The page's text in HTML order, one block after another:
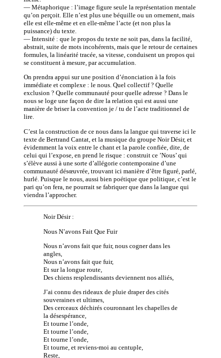
— Métaphorique : l’image figure seule la représentation mentale
qu’on perçoit. Elle n’est plus une béquille ou un ornement, mais
elle est elle-même et en elle-même l’acte (et non plus la
puissance) du texte.
— Intensité : que le propos du texte ne soit pas, dans la facilité,
abstrait, suite de mots incohérents, mais que le retour de certaines
formules, la linéarité tracée, sa vitesse, conduisent un propos qui
se constituent à mesure, par accumulation.
On prendra appui sur une position d’énonciation à la fois
immédiate et complexe : le nous. Quel collectif ? Quelle
exclusion ? Quelle communauté pour quelle adresse ? Dans le
nous se loge une façon de dire la relation qui est aussi une
manière de briser la convention je / tu de l’acte traditionnel de
lire.
C’est la construction de ce nous dans la langue qui traverse ici le
texte de Bertrand Cantat, et la musique du groupe Noir Désir, et
évidemment la voix entre le chant et la parole confiée, dite, de
celui qui l’expose, en prend le risque : construit ce ’Nous’ qui
s’élève aussi à une sorte d’allégorie contemporaine d’une
communauté désœuvrée, trouvant ici manière d’être figuré, parlé,
hurlé. Puisque le nous, aussi bien poétique que politique, c’est le
pari qu’on fera, ne pourrait se fabriquer que dans la langue qui
viendra l’approcher.
Noir Désir :
Nous N’avons Fait Que Fuir
Nous n’avons fait que fuir, nous cogner dans les
angles,
Nous n’avons fait que fuir,
Et sur la longue route,
Des chiens resplendissants deviennent nos alliés,
J’ai connu des rideaux de pluie draper des cités
souveraines et ultimes,
Des cerceaux déchirés couronnant les chapelles de
la désespérance,
Et tourne l’onde,
Et tourne l’onde,
Et tourne l’onde,
Et tourne, et reviens-moi au centuple,
Reste,